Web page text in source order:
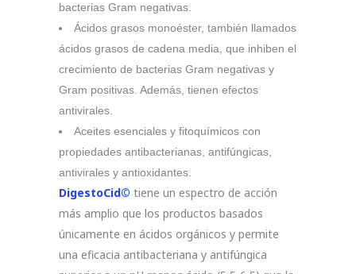
bacterias Gram negativas.
Ácidos grasos monoéster, también llamados
ácidos grasos de cadena media, que inhiben el
crecimiento de bacterias Gram negativas y
Gram positivas. Además, tienen efectos
antivirales.
Aceites esenciales y fitoquímicos con
propiedades antibacterianas, antifúngicas,
antivirales y antioxidantes.
DigestoCid© tiene un espectro de acción
más amplio que los productos basados
únicamente en ácidos orgánicos y permite
una eficacia antibacteriana y antifúngica